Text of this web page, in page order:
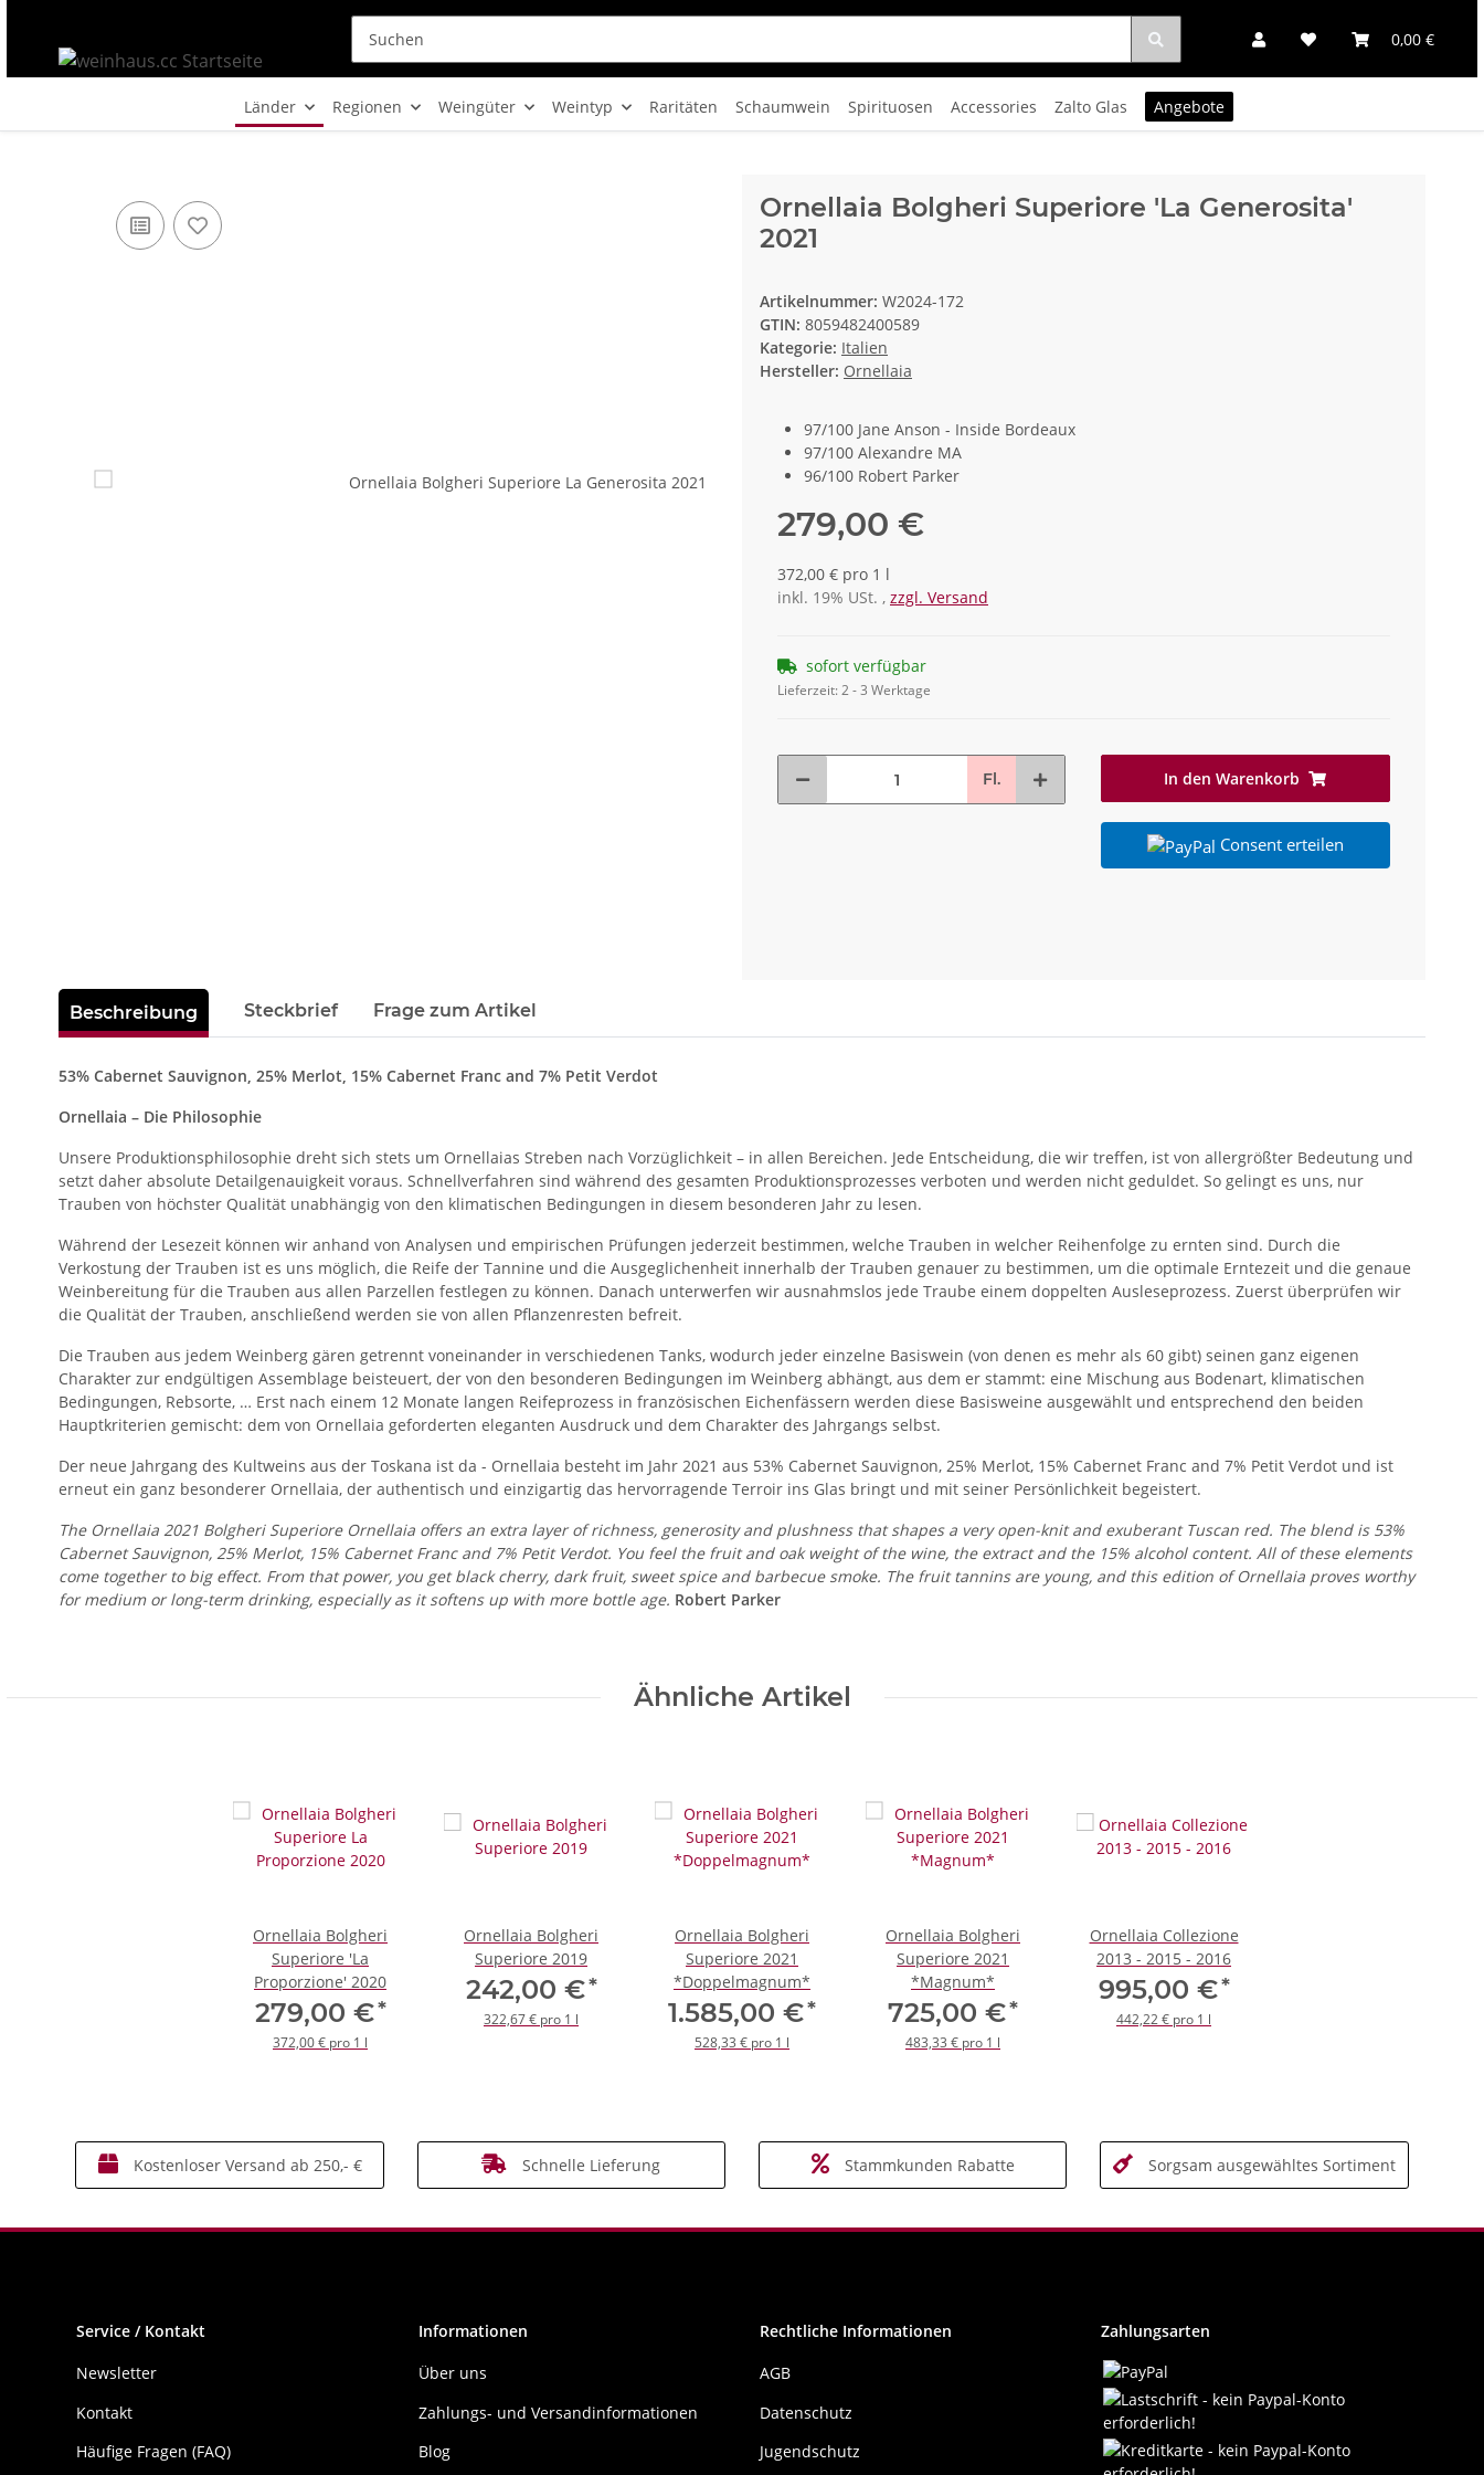
0,00 €
Länder Regionen Weingüter Weintyp Raritäten Schaumwein Spirituosen Accessories Zalto Glas Angebote
Ornellaia Bolgheri Superiore 'La Generosita'
2021
Artikelnummer: W2024-172
GTIN: 8059482400589
Kategorie: Italien
Hersteller: Ornellaia
97/100 Jane Anson - Inside Bordeaux
97/100 Alexandre MA
96/100 Robert Parker
279,00 €
372,00 € pro 1 l
inkl. 19% USt. , zzgl. Versand
sofort verfügbar
Lieferzeit:2 - 3 Werktage
Fl. In den Warenkorb
Consent erteilen
Beschreibung Steckbrief Frage zum Artikel
53% Cabernet Sauvignon, 25% Merlot, 15% Cabernet Franc and 7% Petit Verdot
Ornellaia – Die Philosophie
Unsere Produktionsphilosophie dreht sich stets um Ornellaias Streben nach Vorzüglichkeit – in allen Bereichen. Jede Entscheidung, die wir treffen, ist von allergrößter Bedeutung und
setzt daher absolute Detailgenauigkeit voraus. Schnellverfahren sind während des gesamten Produktionsprozesses verboten und werden nicht geduldet. So gelingt es uns, nur
Trauben von höchster Qualität unabhängig von den klimatischen Bedingungen in diesem besonderen Jahr zu lesen.
Während der Lesezeit können wir anhand von Analysen und empirischen Prüfungen jederzeit bestimmen, welche Trauben in welcher Reihenfolge zu ernten sind. Durch die
Verkostung der Trauben ist es uns möglich, die Reife der Tannine und die Ausgeglichenheit innerhalb der Trauben genauer zu bestimmen, um die optimale Erntezeit und die genaue
Weinbereitung für die Trauben aus allen Parzellen festlegen zu können. Danach unterwerfen wir ausnahmslos jede Traube einem doppelten Ausleseprozess. Zuerst überprüfen wir
die Qualität der Trauben, anschließend werden sie von allen Pflanzenresten befreit.
Die Trauben aus jedem Weinberg gären getrennt voneinander in verschiedenen Tanks, wodurch jeder einzelne Basiswein (von denen es mehr als 60 gibt) seinen ganz eigenen
Charakter zur endgültigen Assemblage beisteuert, der von den besonderen Bedingungen im Weinberg abhängt, aus dem er stammt: eine Mischung aus Bodenart, klimatischen
Bedingungen, Rebsorte, … Erst nach einem 12 Monate langen Reifeprozess in französischen Eichenfässern werden diese Basisweine ausgewählt und entsprechend den beiden
Hauptkriterien gemischt: dem von Ornellaia geforderten eleganten Ausdruck und dem Charakter des Jahrgangs selbst.
Der neue Jahrgang des Kultweins aus der Toskana ist da - Ornellaia besteht im Jahr 2021 aus 53% Cabernet Sauvignon, 25% Merlot, 15% Cabernet Franc and 7% Petit Verdot und ist
erneut ein ganz besonderer Ornellaia, der authentisch und einzigartig das hervorragende Terroir ins Glas bringt und mit seiner Persönlichkeit begeistert.
The Ornellaia 2021 Bolgheri Superiore Ornellaia offers an extra layer of richness, generosity and plushness that shapes a very open-knit and exuberant Tuscan red. The blend is 53%
Cabernet Sauvignon, 25% Merlot, 15% Cabernet Franc and 7% Petit Verdot. You feel the fruit and oak weight of the wine, the extract and the 15% alcohol content. All of these elements
come together to big effect. From that power, you get black cherry, dark fruit, sweet spice and barbecue smoke. The fruit tannins are young, and this edition of Ornellaia proves worthy
for medium or long-term drinking, especially as it softens up with more bottle age. Robert Parker
Ähnliche Artikel
Ornellaia Bolgheri
Superiore 'La
Proporzione' 2020
279,00 €*
372,00 € pro 1 l
Ornellaia Bolgheri
Superiore 2019
242,00 €*
322,67 € pro 1 l
Ornellaia Bolgheri
Superiore 2021
*Doppelmagnum*
1.585,00 €*
528,33 € pro 1 l
Ornellaia Bolgheri
Superiore 2021
*Magnum*
725,00 €*
483,33 € pro 1 l
Ornellaia Collezione
2013 - 2015 - 2016
995,00 €*
442,22 € pro 1 l
Kostenloser Versand ab 250,- € Schnelle Lieferung Stammkunden Rabatte Sorgsam ausgewähltes Sortiment
Service / Kontakt
Newsletter
Kontakt
Häufige Fragen (FAQ)
Informationen
Über uns
Zahlungs- und Versandinformationen
Blog
Rechtliche Informationen
AGB
Datenschutz
Jugendschutz
Zahlungsarten